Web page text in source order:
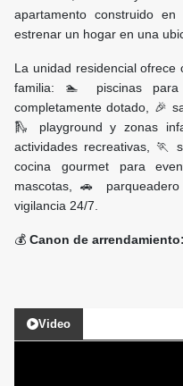
apartamento construido en
estrenar un hogar en una
La unidad residencial ofrece
familia: 🏊 piscinas
completamente dotado, 🎉
🛝 playground y zonas
actividades recreativas, 🏃
cocina gourmet para
mascotas, 🚗
vigilancia 24/7.
💰 Canon de arrendamiento:
Video